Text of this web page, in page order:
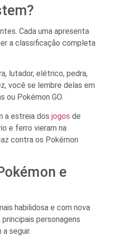
Cada uma apresenta
a classificação completa
lutador, elétrico, pedra,
você se lembre delas em
ou Pokémon GO.
a estreia dos jogos de
e ferro vieram na
contra os Pokémon
e
habilidosa e com nova
personagens
seguir.